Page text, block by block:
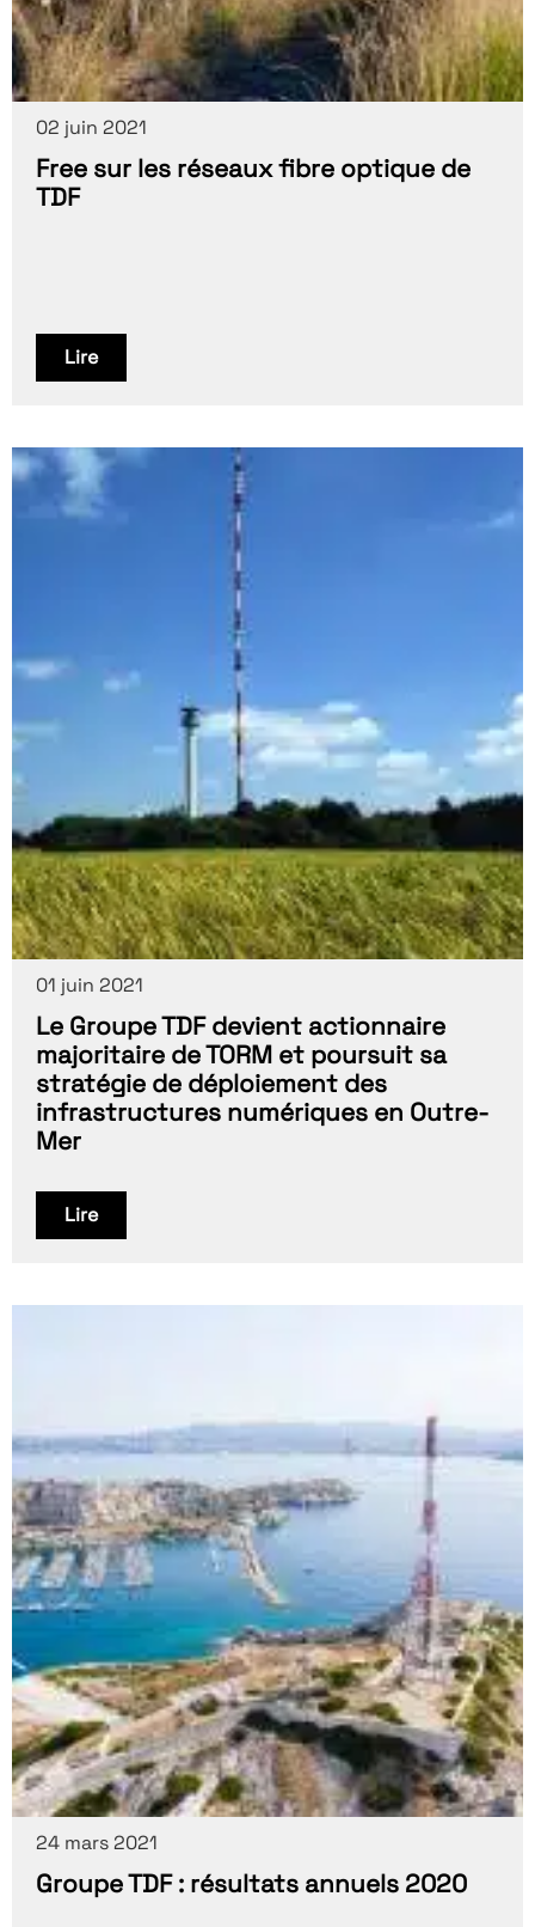
02 juin 2021
Free sur les réseaux fibre optique de
TDF
Lire
01 juin 2021
Le Groupe TDF devient actionnaire
majoritaire de TORM et poursuit sa
stratégie de déploiement des
infrastructures numériques en Outre-
Mer
Lire
24 mars 2021
Groupe TDF : résultats annuels 2020